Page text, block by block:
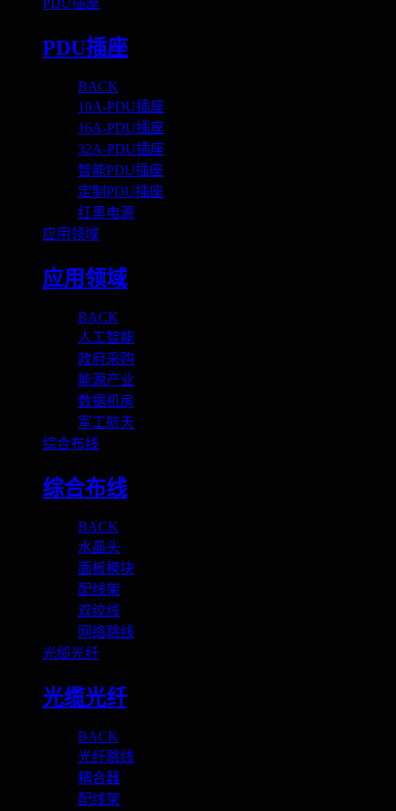
PDU插座
PDU插座
BACK
10A-PDU插座
16A-PDU插座
32A-PDU插座
智能PDU插座
定制PDU插座
红黑电源
应用领域
应用领域
BACK
人工智能
政府采购
能源产业
数据机房
军工航天
综合布线
综合布线
BACK
水晶头
面板模块
配线架
双绞线
网络跳线
光缆光纤
光缆光纤
BACK
光纤跳线
耦合器
配线架